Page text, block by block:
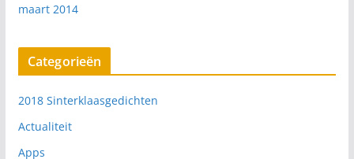
maart 2014
Categorieën
2018 Sinterklaasgedichten
Actualiteit
Apps